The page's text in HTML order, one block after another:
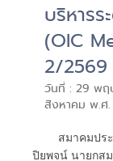
บริหาร
(OIC
2/2569
วันที่ : 29 พ
สิงหาคม พ.ศ.
สมาคมปร
ปิยพจน์ นายกส